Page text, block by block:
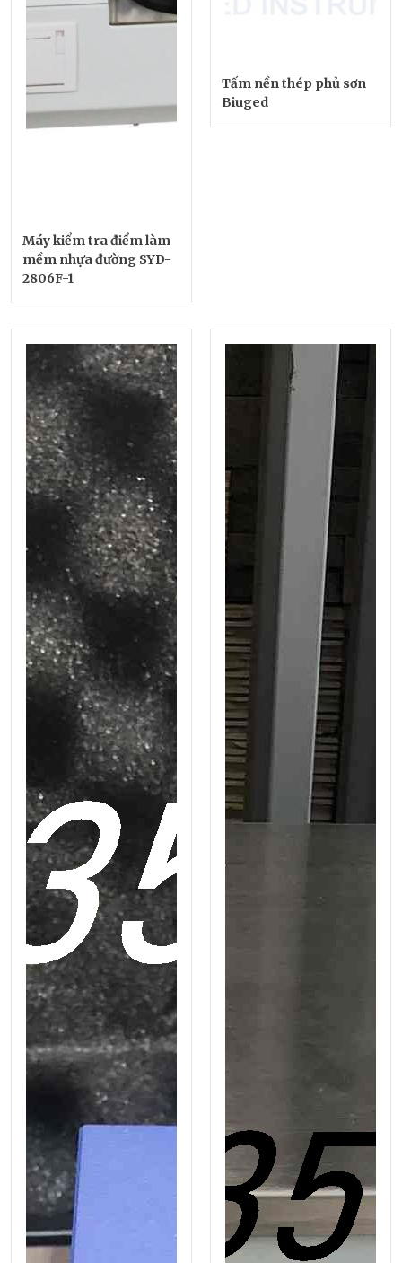
Máy kiểm tra điểm làm
mềm nhựa đường SYD-
2806F-1
Tấm nền thép phủ sơn
Biuged